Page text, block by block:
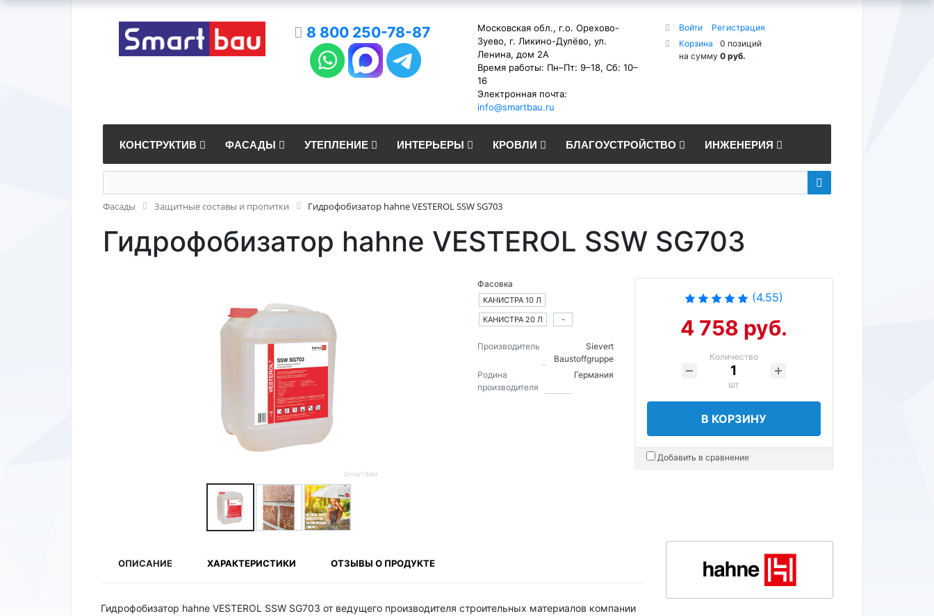
8 800 250-78-87
Московская обл., г.о. Орехово-
Зуево, г. Ликино-Дулёво, ул.
Ленина, дом 2А
Время работы: Пн–Пт: 9–18, Сб: 10–
16
Электронная почта:
info@smartbau.ru
Войти
Регистрация
Корзина
0 позиций
на сумму 0 руб.
КОНСТРУКТИВ ФАСАДЫ УТЕПЛЕНИЕ ИНТЕРЬЕРЫ КРОВЛИ БЛАГОУСТРОЙСТВО ИНЖЕНЕРИЯ
Фасады Защитные составы и пропитки Гидрофобизатор hahne VESTEROL SSW SG703
Гидрофобизатор hahne VESTEROL SSW SG703
Фасовка
КАНИСТРА 10 Л
КАНИСТРА 20 Л
-
Производитель
Sievert
Baustoffgruppe
Родина
производителя
Германия
(4.55)
4 758 руб.
Количество
шт
В КОРЗИНУ
Добавить в сравнение
ОПИСАНИЕ ХАРАКТЕРИСТИКИ ОТЗЫВЫ О ПРОДУКТЕ
Гидрофобизатор hahne VESTEROL SSW SG703 от ведущего производителя строительных материалов компании